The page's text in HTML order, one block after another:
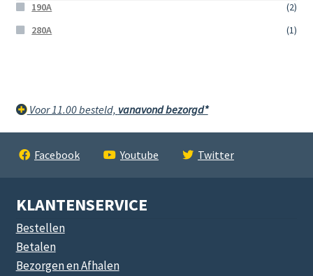
190A
(2)
280A
(1)
Voor 11.00 besteld, vanavond bezorgd*
Facebook Youtube Twitter
KLANTENSERVICE
Bestellen
Betalen
Bezorgen en Afhalen